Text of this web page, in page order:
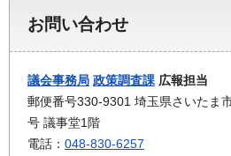
お問い合わせ
議会事務局 政策調査課 広報担当
郵便番号330-9301 埼玉県さいたま
号 議事堂1階
電話： 048-830-6257